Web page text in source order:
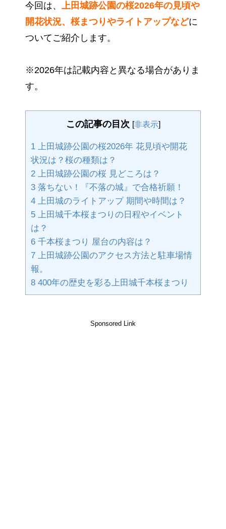
今回は、 上田城跡公園の桜2026年の見頃や
開花状況、桜まつりやライトアップなどに
ついてご紹介します。
※2026年は記載内容と異なる場合がありま
す。
この記事の目次 [非表示]
1 上田城跡公園の桜2026年 花見頃や開花
状況は？桜の種類は？
2 上田城跡公園の桜 見どころは？
3 落ちない！『不落の城』で合格祈願！
4 上田城のライトアップ 期間や時間は？
5 上田城千本桜まつりの日程やイベント
は？
6 千本桜まつり 屋台の内容は？
7 上田城跡公園のアクセス方法と駐車場情
報。
8 400年の歴史を彩る上田城千本桜まつり
Sponsored Link